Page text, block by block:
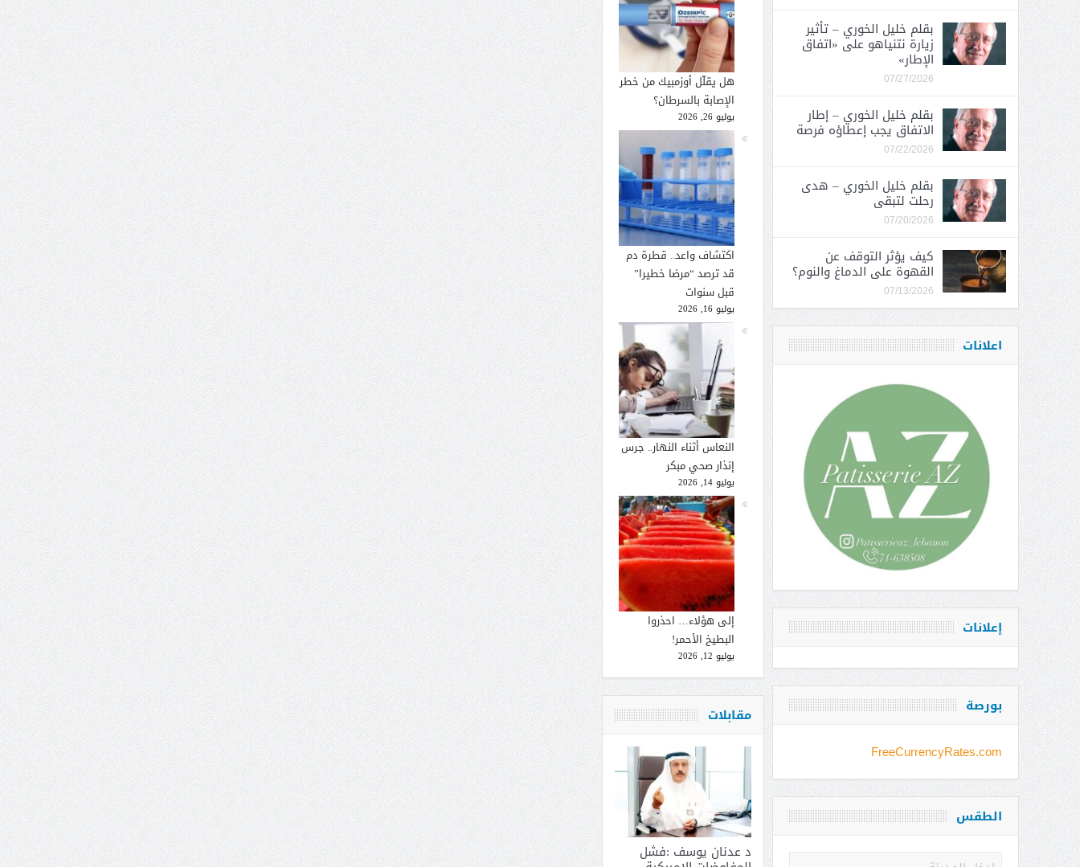
هل يقلّل أوزمبيك من خطر
الإصابة بالسرطان؟
يوليو 26, 2026
اكتشاف واعد.. قطرة دم
قد ترصد “مرضا خطيرا”
قبل سنوات
يوليو 16, 2026
النعاس أثناء النهار.. جرس
إنذار صحي مبكر
يوليو 14, 2026
إلى هؤلاء… احذروا
البطيخ الأحمر!
يوليو 12, 2026
مقابلات
د عدنان يوسف :فشل
بقلم خليل الخوري – تأثير
زيارة نتنياهو على «اتفاق
الإطار»
07/27/2026
بقلم خليل الخوري – إطار
الاتفاق يجب إعطاؤه فرصة
07/22/2026
بقلم خليل الخوري – هدى
رحلت لتبقى
07/20/2026
كيف يؤثر التوقف عن
القهوة على الدماغ والنوم؟
07/13/2026
اعلانات
إعلانات
بورصة
FreeCurrencyRates.com
الطقس